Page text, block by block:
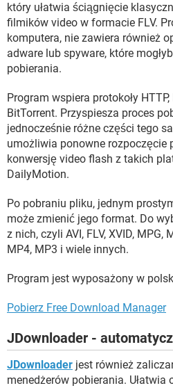
który ułatwia ściągnięcie
filmików video w formacie FLV.
komputera, nie zawiera również
adware lub spyware, które
pobierania.
Program wspiera protokoły
BitTorrent. Przyspiesza proces
jednocześnie różne części tego
umożliwia ponowne rozpoczęcie
konwersję video flash z takich
DailyMotion.
Po pobraniu pliku, jednym
może zmienić jego format. Do
z nich, czyli AVI, FLV, XVID, MPG,
MP4, MP3 i wiele innych.
Program jest wyposażony w
Pobierz Free Download Manager
JDownloader -
JDownloader jest również
menedżerów pobierania. Ułatwia